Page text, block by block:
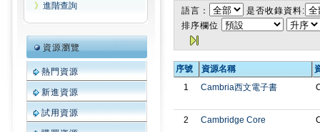
》 進階查詢
資源瀏覽
熱門資源
新進資源
試用資源
語言：
是否收錄資料:
排序欄位
序號 資源名稱
1
Cambria西文電子書
2 Cambridge Core